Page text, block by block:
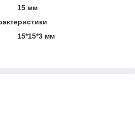
15 мм
15*15*3 мм